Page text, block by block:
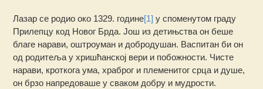
Лазар се родио око 1329. године[1] у споменутом граду
Прилепцу код Новог Брда. Још из детињства он беше
благе нарави, оштроуман и добродушан. Васпитан би он
од родитеља у хришћанској вери и побожности. Чисте
нарави, кроткога ума, храброг и племенитог срца и душе,
он брзо напредоваше у сваком добру и мудрости.